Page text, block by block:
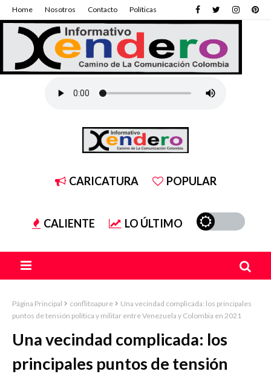
Home Nosotros Contacto Políticas
CARICATURA POPULAR
CALIENTE LO ÚLTIMO
Página Principal conflitoapure
Una vecindad complicada: los principales
puntos de tensión política y militar entre Venezuela y Colombia en 2021
Una vecindad complicada: los
principales puntos de tensión